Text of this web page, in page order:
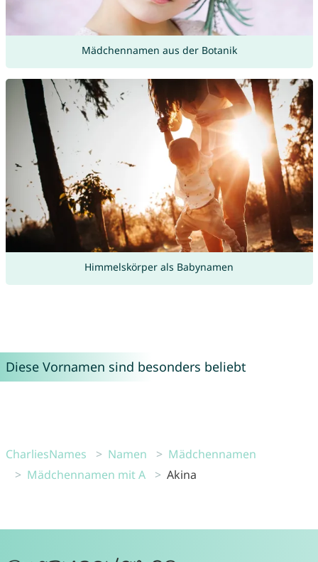
Mädchennamen aus der Botanik
Himmelskörper als Babynamen
Diese Vornamen sind besonders beliebt
CharliesNames Namen
Mädchennamen
Mädchennamen mit A
Akina